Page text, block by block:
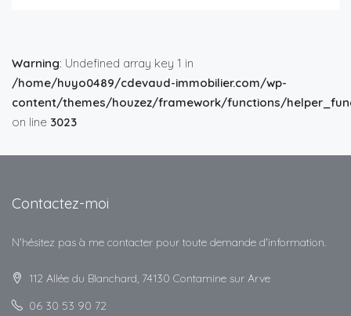
Warning: Undefined array key 1 in
/home/huyo0489/cdevaud-immobilier.com/wp-
content/themes/houzez/framework/functions/
on line 3023
Contactez-moi
N'hésitez pas à me contacter pour toute demande d'information.
112 Allée du Blanchard, 74130 Contamine sur Arve
06 30 53 90 72